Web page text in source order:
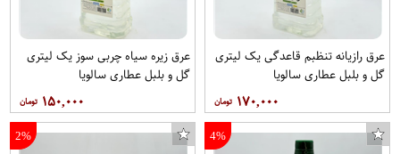
عرق رازیانه تنظبم قاعدگی یک لیتری
گل و بلبل عطاری سالویا
۱۷۰,۰۰۰
عرق زیره سیاه چربی سوز یک لیتری
گل و بلبل عطاری سالویا
۱۵۰,۰۰۰
4%
2%